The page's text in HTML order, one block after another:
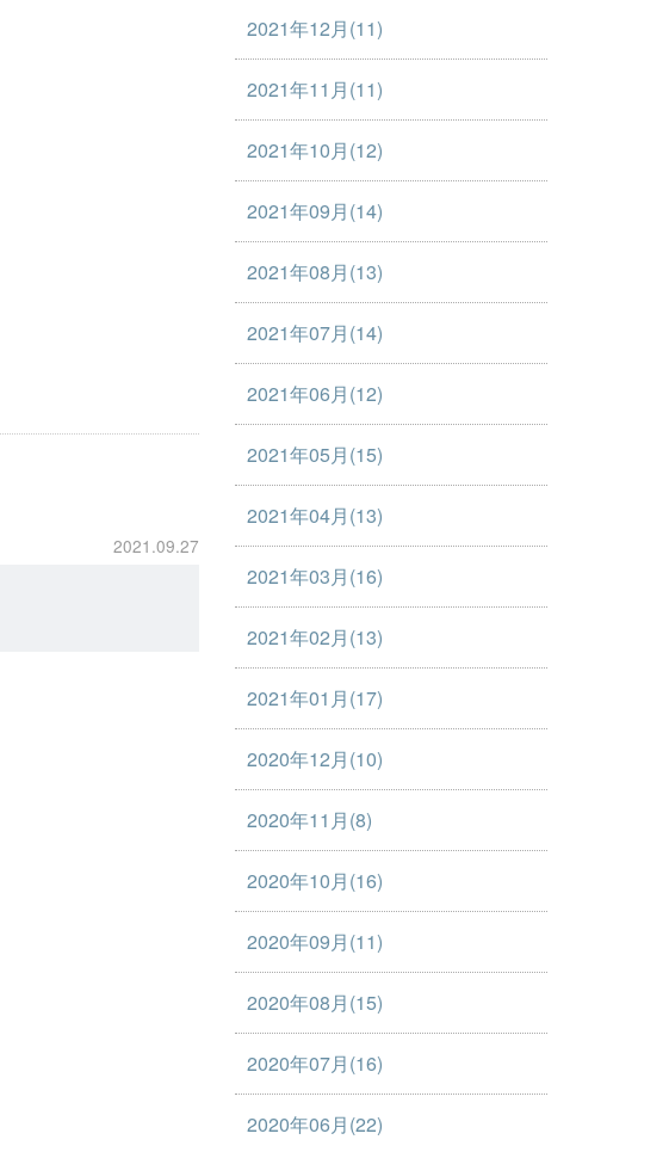
2021.09.27
2021年12月(11)
2021年11月(11)
2021年10月(12)
2021年09月(14)
2021年08月(13)
2021年07月(14)
2021年06月(12)
2021年05月(15)
2021年04月(13)
2021年03月(16)
2021年02月(13)
2021年01月(17)
2020年12月(10)
2020年11月(8)
2020年10月(16)
2020年09月(11)
2020年08月(15)
2020年07月(16)
2020年06月(22)